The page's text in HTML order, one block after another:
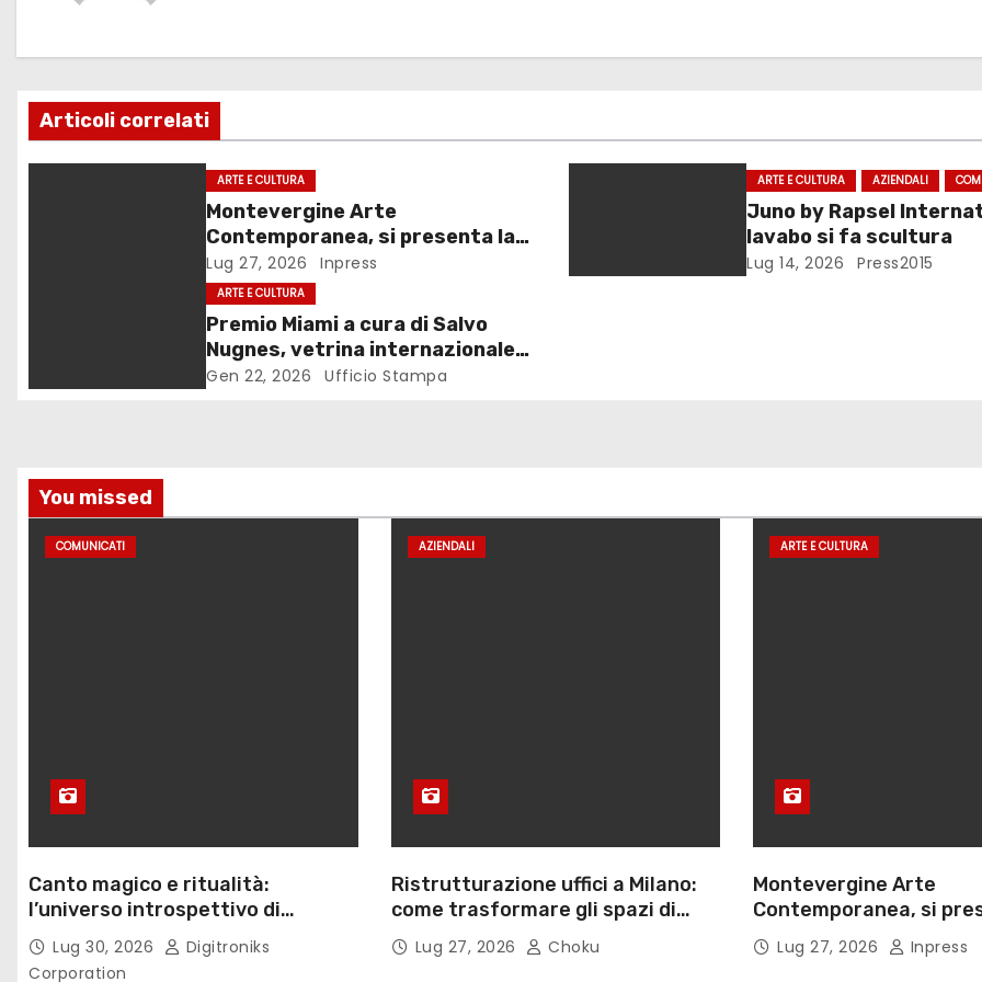
z
i
c
o
Articoli correlati
ARTE E CULTURA
Montevergine Arte
Contemporanea, si presenta la
monografia dedicata a Eliana
Adorno
Lug 27, 2026 Inpress
ARTE E CULTURA AZIENDALI
Juno by Rapsel
lavabo si fa scultura
Lug 14, 2026 Press2015
ARTE E CULTURA
Premio Miami a cura di Salvo
Nugnes, vetrina internazionale
per l’arte contemporanea
Gen 22, 2026 Ufficio Stampa
You missed
COMUNICATI
Canto magico e ritualità:
l’universo introspettivo di
Lilinanna
Lug 30, 2026
Digitroniks
Corporation
AZIENDALI
Ristrutturazione uffici a Milano:
come trasformare gli spazi di
lavoro
Lug 27, 2026 Choku
ARTE E CULTURA
Montevergine Arte
Contemporanea, si
monografia dedicata a
Adorno
Lug 27, 2026 Inpress